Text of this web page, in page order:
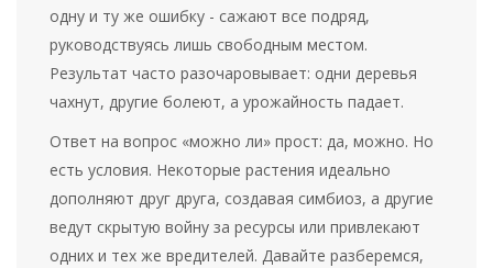
одну и ту же ошибку - сажают все подряд,
руководствуясь лишь свободным местом.
Результат часто разочаровывает: одни деревья
чахнут, другие болеют, а урожайность падает.
Ответ на вопрос «можно ли» прост: да, можно. Но
есть условия. Некоторые растения идеально
дополняют друг друга, создавая симбиоз, а другие
ведут скрытую войну за ресурсы или привлекают
одних и тех же вредителей. Давайте разберемся,